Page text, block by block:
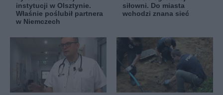
instytucji w Olsztynie.
Właśnie poślubił partnera
w Niemczech
siłowni. Do miasta
wchodzi znana sieć